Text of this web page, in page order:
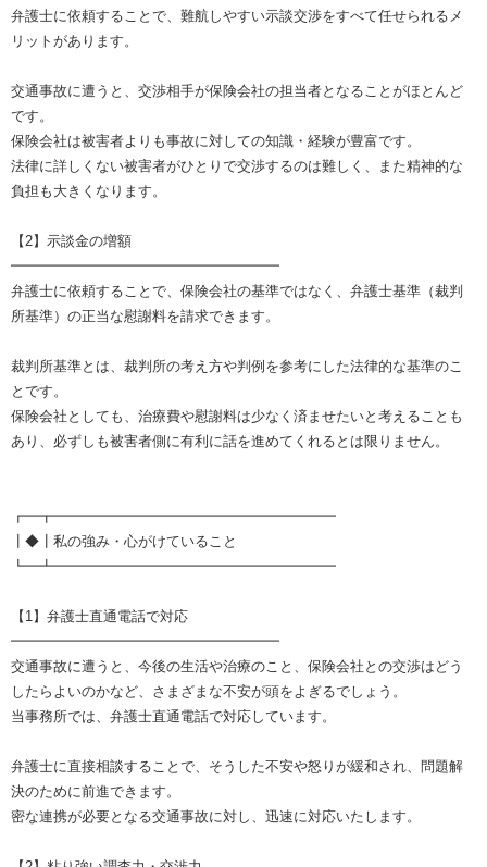
弁護士に依頼することで、難航しやすい示談交渉をすべて任せられるメ
リットがあります。
交通事故に遭うと、交渉相手が保険会社の担当者となることがほとんど
です。
保険会社は被害者よりも事故に対しての知識・経験が豊富です。
法律に詳しくない被害者がひとりで交渉するのは難しく、また精神的な
負担も大きくなります。
【2】示談金の増額
━━━━━━━━━━━━━━━━━━━
弁護士に依頼することで、保険会社の基準ではなく、弁護士基準（裁判
所基準）の正当な慰謝料を請求できます。
裁判所基準とは、裁判所の考え方や判例を参考にした法律的な基準のこ
とです。
保険会社としても、治療費や慰謝料は少なく済ませたいと考えることも
あり、必ずしも被害者側に有利に話を進めてくれるとは限りません。
┏━┳━━━━━━━━━━━━━━━━━━━━
┃◆┃私の強み・心がけていること
┗━┻━━━━━━━━━━━━━━━━━━━━
【1】弁護士直通電話で対応
━━━━━━━━━━━━━━━━━━━
交通事故に遭うと、今後の生活や治療のこと、保険会社との交渉はどう
したらよいのかなど、さまざまな不安が頭をよぎるでしょう。
当事務所では、弁護士直通電話で対応しています。
弁護士に直接相談することで、そうした不安や怒りが緩和され、問題解
決のために前進できます。
密な連携が必要となる交通事故に対し、迅速に対応いたします。